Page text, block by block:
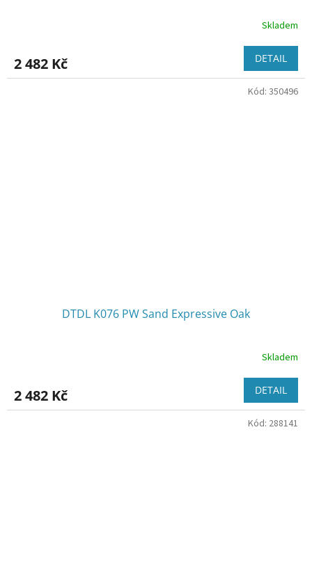
Skladem
2 482 Kč DETAIL
DTDL K076 PW Sand Expressive Oak
Skladem
2 482 Kč DETAIL
Kód: 350496
Kód: 288141